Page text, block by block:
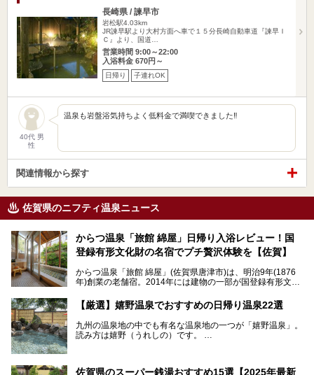
長崎県 / 諫早市
岩松駅4.03km
JR諫早駅より大村方面へ車で１５分長崎自動車道『諫早Ｉ
Ｃ』より、国道…
営業時間 9:00～22:00
入浴料金 670円～
日帰り 子連れOK
40代 男
性
温泉も岩盤浴気持ちよく低料金で満喫できました‼️
関連情報から探す
佐賀県のニフティ温泉ニュース
からつ温泉「旅館 綿屋」日帰り入浴レビュー！国
登録有形文化財の名宿でプチ贅沢体験を【佐賀】
からつ温泉「旅館 綿屋」(佐賀県唐津市)は、明治9年(1876
年)創業の老舗宿。2014年には建物の一部が国登録有形文化
しかし良質の自家源泉を所有し、日帰り入浴が可能な点はあ
まり知られていません。近寄りがたいほどの敷居の高いイメ
ージとは反して、実は温かみある接客が特徴の名宿です。
文化財のラグジュアリー名宿で、お得にプチ贅沢体験を。今
【厳選】嬉野温泉でおすすめの日帰り温泉22選
九州の温泉地の中でも有名な温泉地の一つが「嬉野温泉」。
読み方は嬉野（うれしの）です。
佐賀県のスーパー銭湯おすすめ15選【2025年最新